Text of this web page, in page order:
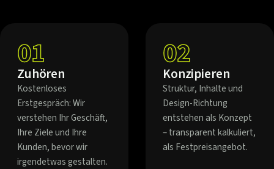
01
Zuhören
Kostenloses
Erstgespräch: Wir
verstehen Ihr Geschäft,
Ihre Ziele und Ihre
Kunden, bevor wir
irgendetwas gestalten.
02
Konzipieren
Struktur, Inhalte und
Design-Richtung
entstehen als Konzept
– transparent kalkuliert,
als Festpreisangebot.